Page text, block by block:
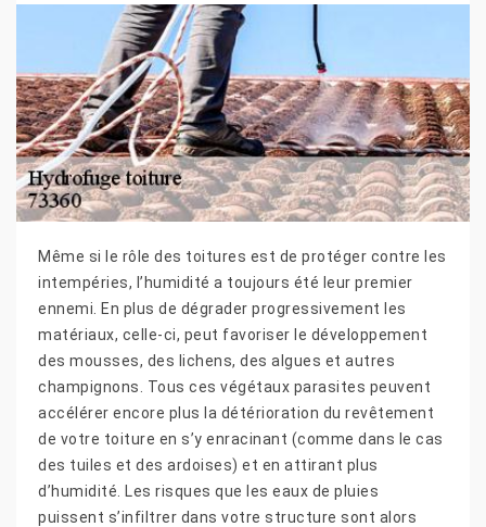
Même si le rôle des toitures est de protéger contre les
intempéries, l’humidité a toujours été leur premier
ennemi. En plus de dégrader progressivement les
matériaux, celle-ci, peut favoriser le développement
des mousses, des lichens, des algues et autres
champignons. Tous ces végétaux parasites peuvent
accélérer encore plus la détérioration du revêtement
de votre toiture en s’y enracinant (comme dans le cas
des tuiles et des ardoises) et en attirant plus
d’humidité. Les risques que les eaux de pluies
puissent s’infiltrer dans votre structure sont alors